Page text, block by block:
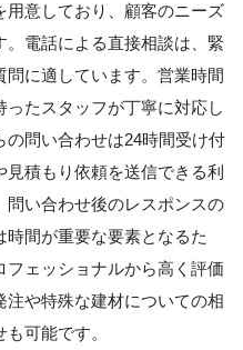
意しており、顧客のニーズ
電話による直接相談は、緊
に適しています。営業時間
たスタッフが丁寧に対応し
問い合わせは24時間受け付
積もり依頼を送信できる利
い合わせ後のレスポンスの
間が重要な要素となるた
ェッショナルから高く評価
注や特殊な建材についての相
可能です。